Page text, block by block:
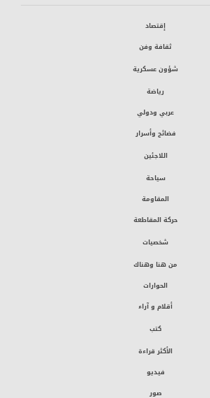
إقتصاد
ثقافة وفن
شؤون عسكرية
رياضة
عربي ودولي
فضائح وأسرار
اللاجئين
سياحة
المقاومة
حركة المقاطعة
شخصيات
من هنا وهناك
الحوارات
أقلام و آراء
كتب
الأكثر قراءة
فيديو
صور